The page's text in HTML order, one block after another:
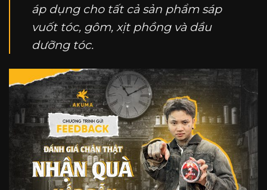
áp dụng cho tất cả sản phẩm sáp
vuốt tóc, gôm, xịt phồng và dầu
dưỡng tóc.